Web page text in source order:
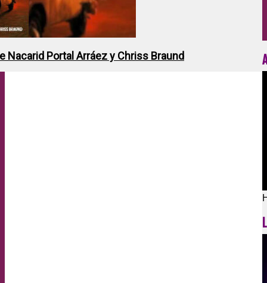
Nacarid Portal Arráez y Chriss Braund